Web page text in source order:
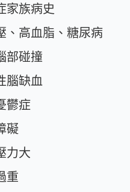
家族病史
、高血脂、糖尿病
部碰撞
腦缺血
鬱症
礙
力大
重